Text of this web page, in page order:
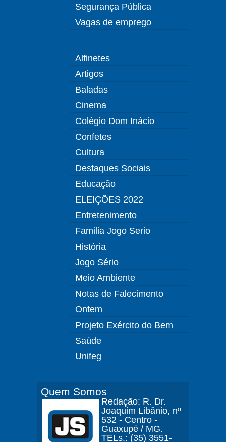
Segurança Pública
Vagas de emprego
Alfinetes
Artigos
Baladas
Cinema
Colégio Dom Inácio
Confetes
Cultura
Destaques Sociais
Educação
ELEIÇÕES 2022
Entretenimento
Familia Jogo Serio
História
Jogo Sério
Meio Ambiente
Notas de Falecimento
Ontem
Projeto Exército do Bem
Saúde
Unifeg
Quem Somos
Redação: R. Dr.
Joaquim Libânio, nº
532 - Centro -
Guaxupé / MG.
TELs.: (35) 3551-